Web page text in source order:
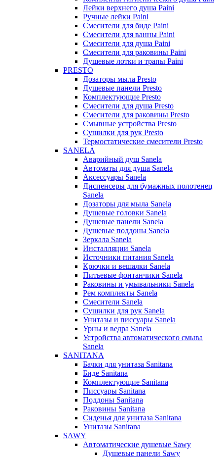
Лейки верхнего душа Paini
Ручные лейки Paini
Смесители для биде Paini
Смесители для ванны Paini
Смесители для душа Paini
Смесители для раковины Paini
Душевые лотки и трапы Paini
PRESTO
Дозаторы мыла Presto
Душевые панели Presto
Комплектующие Presto
Смесители для душа Presto
Смесители для раковины Presto
Смывные устройства Presto
Сушилки для рук Presto
Термостатические смесители Presto
SANELA
Аварийный душ Sanela
Автоматы для душа Sanela
Аксессуары Sanela
Диспенсеры для бумажных полотенец
Sanela
Дозаторы для мыла Sanela
Душевые головки Sanela
Душевые панели Sanela
Душевые поддоны Sanela
Зеркала Sanela
Инсталляции Sanela
Источники питания Sanela
Крючки и вешалки Sanela
Питьевые фонтанчики Sanela
Раковины и умывальники Sanela
Рем комплекты Sanela
Смесители Sanela
Сушилки для рук Sanela
Унитазы и писсуары Sanela
Урны и ведра Sanela
Устройства автоматического смыва
Sanela
SANITANA
Бачки для унитаза Sanitana
Биде Sanitana
Комплектующие Sanitana
Писсуары Sanitana
Поддоны Sanitana
Раковины Sanitana
Сиденья для унитаза Sanitana
Унитазы Sanitana
SAWY
Автоматические душевые Sawy
Душевые панели Sawy